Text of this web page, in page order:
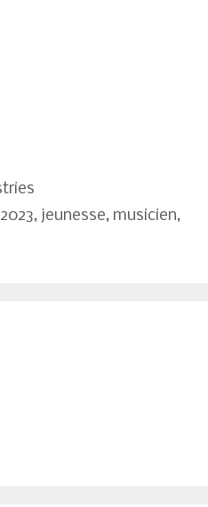
, jeunesse, musicien,